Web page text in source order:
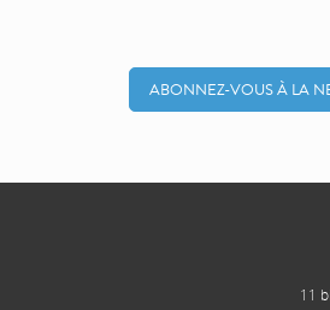
ABONNEZ-VOUS À LA
11